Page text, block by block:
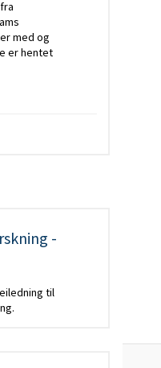
med og
er hentet
-
til